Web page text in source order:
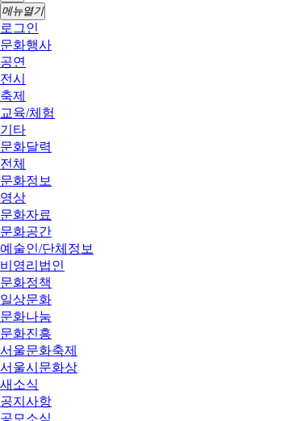
메뉴열기
로그인
문화행사
공연
전시
축제
교육/체험
기타
문화달력
전체
문화정보
영상
문화자료
문화공간
예술인/단체정보
비영리법인
문화정책
일상문화
문화나눔
문화진흥
서울문화축제
서울시문화상
새소식
공지사항
공모소식